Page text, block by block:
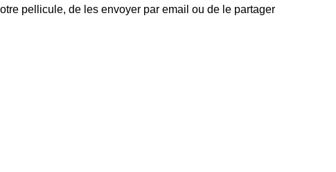
pellicule, de les envoyer par email ou de le partager